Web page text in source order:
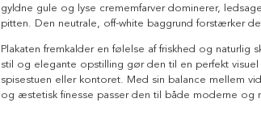
gyldne gule og lyse crememfarver dominerer,
pitten. Den neutrale, off-white baggrund forstærker
Plakaten fremkalder en følelse af friskhed og naturlig
stil og elegante opstilling gør den til en perfekt
spisestuen eller kontoret. Med sin balance mellem
og æstetisk finesse passer den til både moderne og